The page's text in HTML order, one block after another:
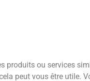
produits ou services
peut vous être utile.